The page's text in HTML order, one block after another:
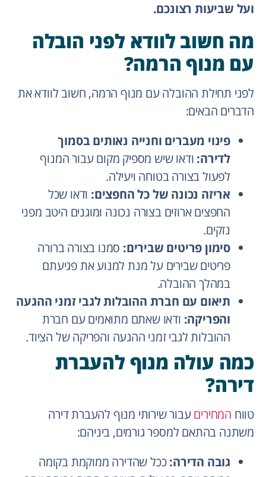
ועל שביעות רצונכם.
מה חשוב לוודא לפני הובלה
עם מנוף הרמה?
לפני תחילת ההובלה עם מנוף הרמה, חשוב לוודא את
הדברים הבאים:
פינוי מעברים וחנייה נאותים בסמוך
לדירה: ודאו שיש מספיק מקום עבור המנוף
לפעול בצורה בטוחה ויעילה.
אריזה נכונה של כל החפצים: ודאו שכל
החפצים ארוזים בצורה נכונה ומוגנים היטב מפני
נזקים.
סימון פריטים שבירים: סמנו בצורה ברורה
פריטים שבירים על מנת למנוע את פגיעתם
במהלך ההובלה.
תיאום עם חברת ההובלות לגבי זמני ההגעה
והפריקה: ודאו שאתם מתואמים עם חברת
ההובלות לגבי זמני ההגעה והפריקה של הציוד.
כמה עולה מנוף להעברת
דירה?
טווח המחיריםעבור שירותי מנוף להעברת דירה
משתנה בהתאם למספר גורמים, ביניהם:
גובה הדירה:ככל שהדירה ממוקמת בקומה